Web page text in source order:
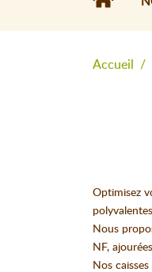
Accueil
Optimisez
Nous
NF,
Nos